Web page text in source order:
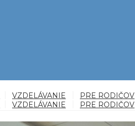
VZDELÁVANIE PRE RODIČOV
VZDELÁVANIE PRE RODIČOV